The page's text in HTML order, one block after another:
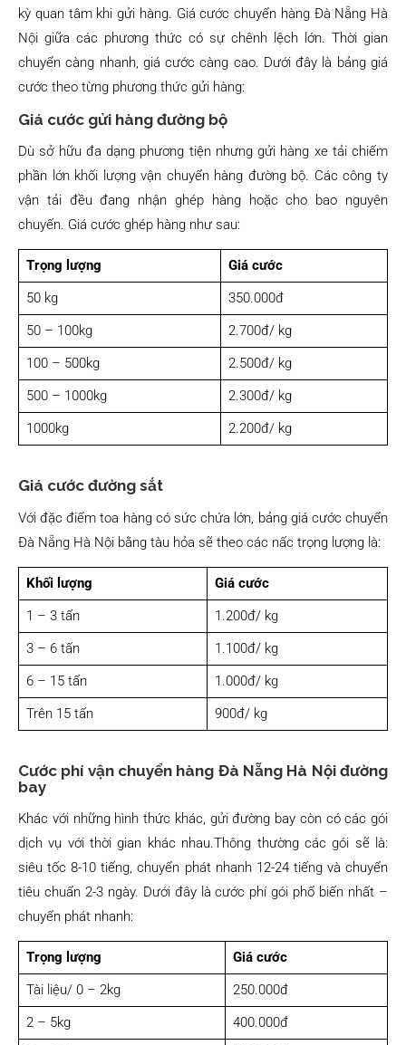
kỳ quan tâm khi gửi hàng. Giá cước chuyển hàng Đà Nẵng Hà
Nội giữa các phương thức có sự chênh lệch lớn. Thời gian
chuyển càng nhanh, giá cước càng cao. Dưới đây là bảng giá
cước theo từng phương thức gửi hàng:
Giá cước gửi hàng đường bộ
Dù sở hữu đa dạng phương tiện nhưng gửi hàng xe tải chiếm
phần lớn khối lượng vận chuyển hàng đường bộ. Các công ty
vận tải đều đang nhận ghép hàng hoặc cho bao nguyên
chuyến. Giá cước ghép hàng như sau:
Trọng lượng
Giá cước
50 kg
350.000đ
50 – 100kg
2.700đ/ kg
100 – 500kg
2.500đ/ kg
500 – 1000kg
2.300đ/ kg
1000kg
2.200đ/ kg
Giá cước đường sắt
Với đặc điểm toa hàng có sức chứa lớn, bảng giá cước chuyển
Đà Nẵng Hà Nội bằng tàu hỏa sẽ theo các nấc trọng lượng là:
Khối lượng
Giá cước
1 – 3 tấn
1.200đ/ kg
3 – 6 tấn
1.100đ/ kg
6 – 15 tấn
1.000đ/ kg
Trên 15 tấn
900đ/ kg
Cước phí vận chuyển hàng Đà Nẵng Hà Nội đường
bay
Khác với những hình thức khác, gửi đường bay còn có các gói
dịch vụ với thời gian khác nhau.Thông thường các gói sẽ là:
siêu tốc 8-10 tiếng, chuyển phát nhanh 12-24 tiếng và chuyển
tiêu chuẩn 2-3 ngày. Dưới đây là cước phí gói phổ biến nhất –
chuyển phát nhanh:
Trọng lượng
Giá cước
Tài liệu/ 0 – 2kg
250.000đ
2 – 5kg
400.000đ